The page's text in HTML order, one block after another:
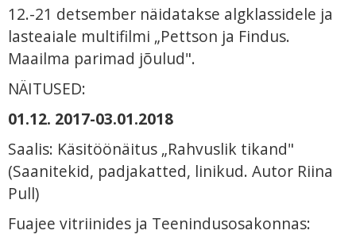
12.-21 detsember näidatakse algklassidele ja
lasteaiale multifilmi „Pettson ja Findus.
Maailma parimad jõulud".
NÄITUSED:
01.12. 2017-03.01.2018
Saalis: Käsitöönäitus „Rahvuslik tikand"
(Saanitekid, padjakatted, linikud. Autor Riina
Pull)
Fuajee vitriinides ja Teenindusosakonnas: